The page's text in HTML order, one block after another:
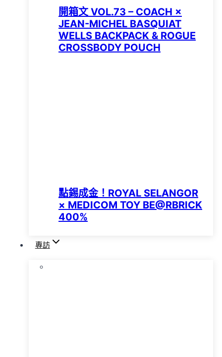
開箱文 VOL.73 – COACH ×
JEAN-MICHEL BASQUIAT
WELLS BACKPACK & ROGUE
CROSSBODY POUCH
點錫成金！ROYAL SELANGOR
× MEDICOM TOY BE@RBRICK
400%
專訪